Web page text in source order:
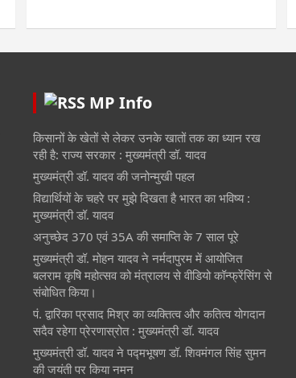
MP Info
किसानों के खेतों से लेकर उनके खातों तक का ध्यान रख
रही है: राज्य सरकार : मुख्यमंत्री डॉ. यादव
मुख्यमंत्री डॉ. यादव की जनोन्मुखी पहल
विद्यार्थियों के चहरे पर मुझे दिखता है भारत का भविष्य :
मुख्यमंत्री डॉ. यादव
अनुच्छेद 370 एवं 35A की समाप्ति के 7 साल पूरे
मुख्यमंत्री डॉ. मोहन यादव ने नर्मदापुरम में आयोजित
बलराम कृषि महोत्सव को मंत्रालय से वीडियो कॉन्फ्रेंसिंग से
संबोधित किया।
पं. द्वारिका प्रसाद मिश्र का व्यक्तित्व और कतित्व योगदान
सदैव रहेगा प्रेरणास्रोत : मुख्यमंत्री डॉ. यादव
मुख्यमंत्री डॉ. यादव ने पद्मभूषण डॉ. शिवमंगल सिंह सुमन
की जयंती पर किया नमन